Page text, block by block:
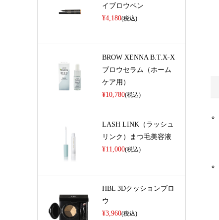
イブロウペン
¥4,180(税込)
BROW XENNA B.T.X-X
ブロウセラム（ホーム
ケア用）
¥10,780(税込)
LASH LINK（ラッシュ
リンク）まつ毛美容液
¥11,000(税込)
HBL 3Dクッションブロ
ウ
¥3,960(税込)